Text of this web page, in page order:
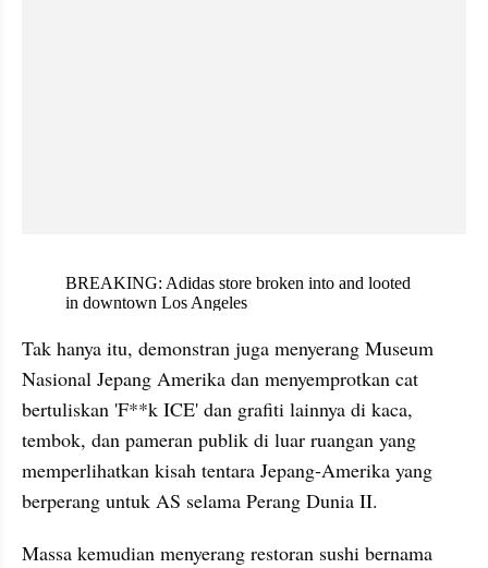
X post embed
Tak hanya itu, demonstran juga menyerang Museum
Nasional Jepang Amerika dan menyemprotkan cat
bertuliskan 'F**k ICE' dan grafiti lainnya di kaca,
tembok, dan pameran publik di luar ruangan yang
memperlihatkan kisah tentara Jepang-Amerika yang
berperang untuk AS selama Perang Dunia II.
Massa kemudian menyerang restoran sushi bernama